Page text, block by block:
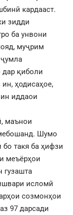
кардааст.
зидди
ба унвони
муҷрим
қиболи
ҳодисаҳое,
иддаои
маънои
Шумо
бо такя ба ҳифзи
меъёрҳои
гузашта
исломӣ
созмонҳои
97 дарсади